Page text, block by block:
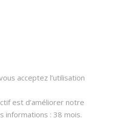
acceptez l’utilisation
est d’améliorer notre
informations : 38 mois.